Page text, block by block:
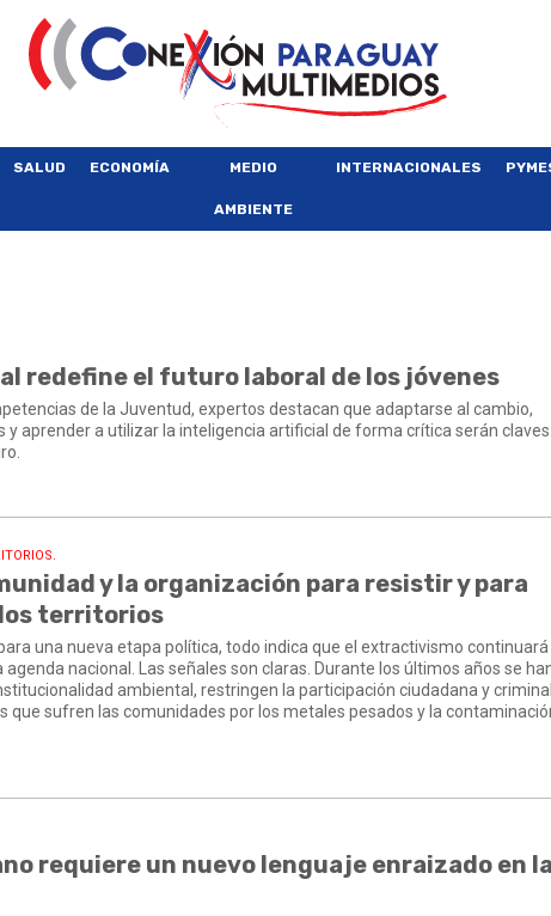
SALUD ECONOMÍA MEDIO
AMBIENTE
INTERNACIONALES
redefine el futuro laboral de los jóvenes
de la Juventud, expertos destacan que adaptarse al cambio,
aprender a utilizar la inteligencia artificial de forma crítica serán
y la organización para resistir y para
territorios
una nueva etapa política, todo indica que el extractivismo continuará
nacional. Las señales son claras. Durante los últimos años se
ambiental, restringen la participación ciudadana y
sufren las comunidades por los metales pesados y la
requiere un nuevo lenguaje enraizado en la